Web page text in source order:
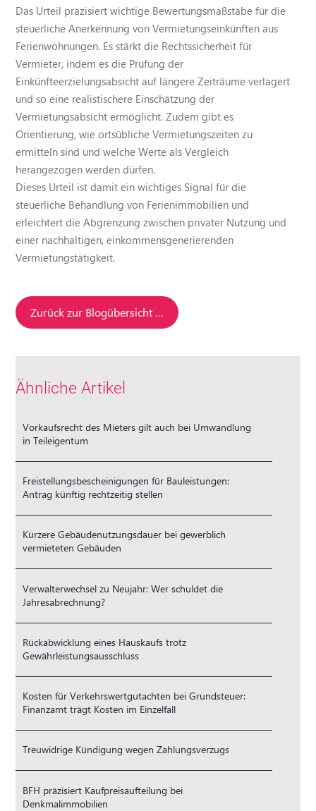
Das Urteil präzisiert wichtige Bewertungsmaßstäbe für die
steuerliche Anerkennung von Vermietungseinkünften aus
Ferienwohnungen. Es stärkt die Rechtssicherheit für
Vermieter, indem es die Prüfung der
Einkünfteerzielungsabsicht auf längere Zeiträume verlagert
und so eine realistischere Einschätzung der
Vermietungsabsicht ermöglicht. Zudem gibt es
Orientierung, wie ortsübliche Vermietungszeiten zu
ermitteln sind und welche Werte als Vergleich
herangezogen werden dürfen.
Dieses Urteil ist damit ein wichtiges Signal für die
steuerliche Behandlung von Ferienimmobilien und
erleichtert die Abgrenzung zwischen privater Nutzung und
einer nachhaltigen, einkommensgenerierenden
Vermietungstätigkeit.
Zurück zur Blogübersicht …
Ähnliche Artikel
Vorkaufsrecht des Mieters gilt auch bei Umwandlung
in Teileigentum
Freistellungsbescheinigungen für Bauleistungen:
Antrag künftig rechtzeitig stellen
Kürzere Gebäudenutzungsdauer bei gewerblich
vermieteten Gebäuden
Verwalterwechsel zu Neujahr: Wer schuldet die
Jahresabrechnung?
Rückabwicklung eines Hauskaufs trotz
Gewährleistungsausschluss
Kosten für Verkehrswertgutachten bei Grundsteuer:
Finanzamt trägt Kosten im Einzelfall
Treuwidrige Kündigung wegen Zahlungsverzugs
BFH präzisiert Kaufpreisaufteilung bei
Denkmalimmobilien